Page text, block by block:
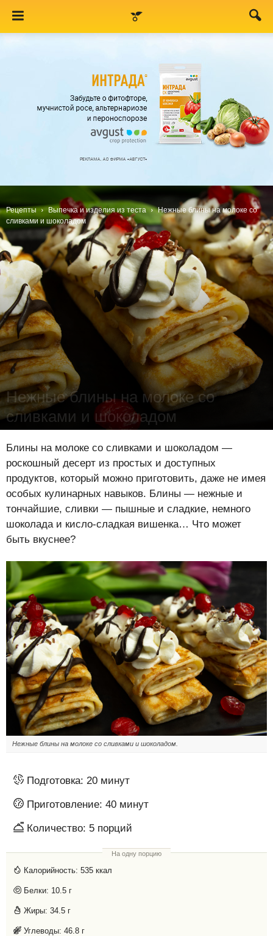
Рецепты Выпечка и изделия из теста
Нежные блины на молоке со
сливками и шоколадом
Нежные блины на молоке со
сливками и шоколадом
Блины на молоке со сливками и шоколадом —
роскошный десерт из простых и доступных
продуктов, который можно приготовить, даже не имея
особых кулинарных навыков. Блины — нежные и
тончайшие, сливки — пышные и сладкие, немного
шоколада и кисло-сладкая вишенка… Что может
быть вкуснее?
Нежные блины на молоке со сливками и шоколадом.
Подготовка: 20 минут
Приготовление: 40 минут
Количество: 5 порций
На одну порцию
Калорийность: 535 ккал
Белки: 10.5 г
Жиры: 34.5 г
Углеводы: 46.8 г